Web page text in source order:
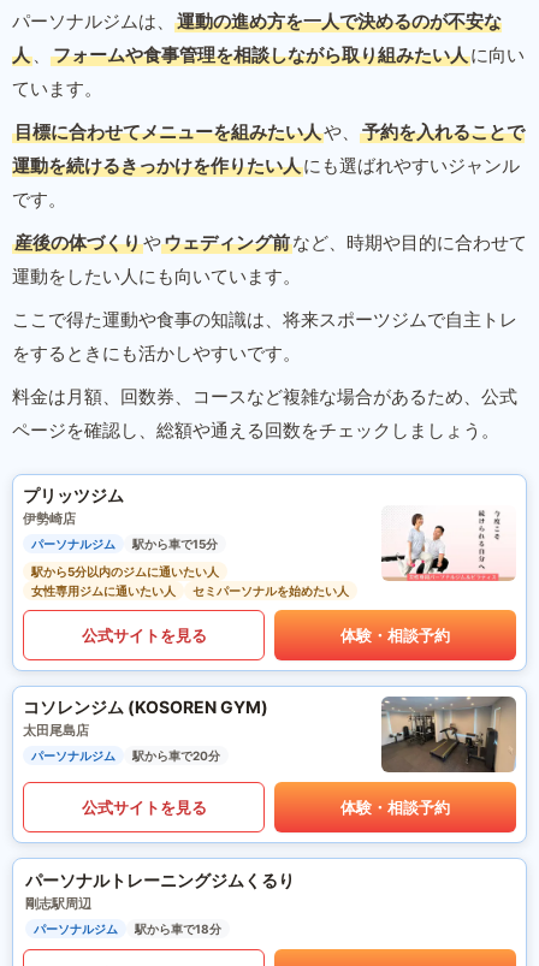
パーソナルジムは、
運動の進め方を一人で決めるのが不安な
人 、 フォームや食事管理を相談しながら取り組みたい人に向い
ています。
目標に合わせてメニューを組みたい人や、
予約を入れることで
運動を続けるきっかけを作りたい人にも選ばれやすいジャンル
です。
産後の体づくりやウェディング前など、時期や目的に合わせて
運動をしたい人にも向いています。
ここで得た運動や食事の知識は、将来スポーツジムで自主トレ
をするときにも活かしやすいです。
料金は月額、回数券、コースなど複雑な場合があるため、公式
ページを確認し、総額や通える回数をチェックしましょう。
プリッツジム
伊勢崎店
パーソナルジム
駅から車で15分
駅から5分以内のジムに通いたい人
女性専用ジムに通いたい人
セミパーソナルを始めたい人
公式サイトを見る 体験・相談予約
コソレンジム (KOSOREN GYM)
太田尾島店
パーソナルジム 駅から車で20分
公式サイトを見る 体験・相談予約
パーソナルトレーニングジムくるり
剛志駅周辺
パーソナルジム 駅から車で18分